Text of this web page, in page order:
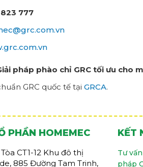
777
pháp phào chỉ GRC tối ưu cho
GRC quốc tế tại GRCA.
PHẦN HOMEMEC
CT1-12 Khu đô thị
885 Đường Tam Trinh,
KẾT
Tư
pháp